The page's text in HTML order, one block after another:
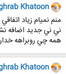
Khatoon
منم نميام زياد
ني ني جديد اضافه
همه چي روبراهه
Khatoon